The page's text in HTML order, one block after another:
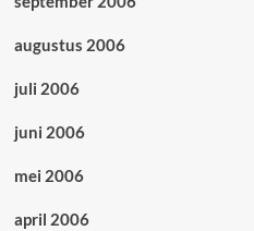
augustus 2006
juli 2006
juni 2006
mei 2006
april 2006